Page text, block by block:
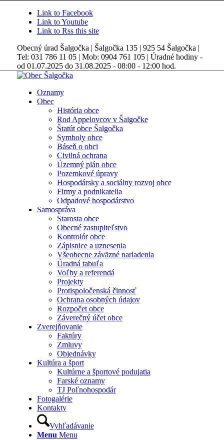
Link to Facebook
Link to Youtube
Link to Rss this site
Obecný úrad Šalgočka | Šalgočka 135 | 925 54 Šalgočka |
Tel: 031 786 11 05 | Mob: 0904 761 105 | Úradné hodiny -
od 01.07.2025 do 31.08.2025 - 08:00 - 12:00 hod.
Oznamy
Obec
História obce
Rod Appelovcov v Šalgočke
Štatút obce Šalgočka
Symboly obce
Báseň o obci
Civilná ochrana
Územný plán obce
Pozemkové úpravy
Hospodársky a sociálny rozvoj obce
Firmy a podnikatelia
Odpadové hospodárstvo
Samospráva
Starosta obce
Obecné zastupiteľstvo
Kontrolór obce
Zápisnice a uznesenia
Všeobecne záväzné nariadenia
Úradná tabuľa
Voľby a referendá
Projekty
Protispoločenská činnosť
Ochrana osobných údajov
Rozpočet obce
Záverečný účet obce
Zverejňovanie
Faktúry
Zmluvy
Objednávky
Kultúra a šport
Kultúrne a športové podujatia
Farské oznamy
TJ Poľnohospodár
Fotogalérie
Kontakty
Vyhľadávanie
Menu Menu